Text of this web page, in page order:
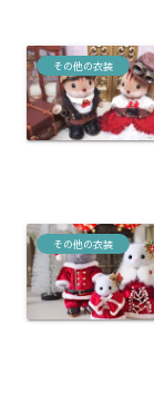
その他の衣装
その他の衣装